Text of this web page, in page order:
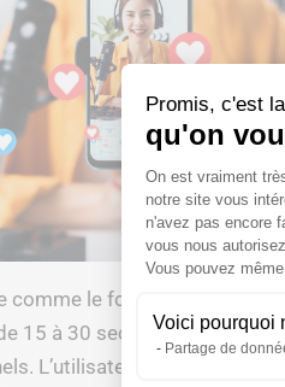
Promis, c'est
qu'on
On est vraiment
notre site vous
n'avez pas encore
vous nous
Vous pouvez
Voici pourquoi
Partage de
comme le format dominant
15 à 30 secondes captent
L’utilisateur scrolle plus